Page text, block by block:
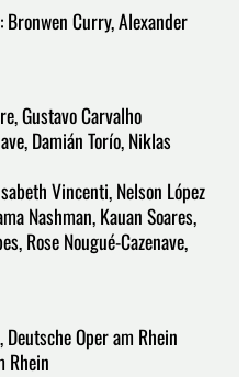
Curry, Alexander
Gustavo Carvalho
Damián Torío, Niklas
Vincenti, Nelson López
Nashman, Kauan Soares,
Rose Nougué-Cazenave,
Oper am Rhein
Rhein